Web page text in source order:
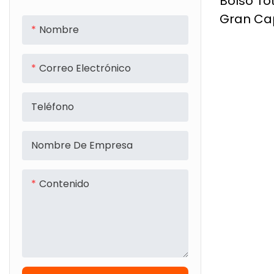
Nombre
Correo Electrónico
Teléfono
Nombre De Empresa
Contenido
Gran